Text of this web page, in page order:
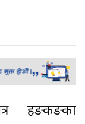
हङकङका